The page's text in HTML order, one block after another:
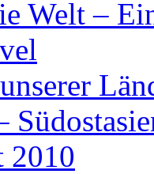
Welt –
2010